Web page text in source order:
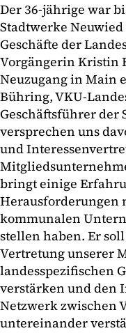
Der 36-jährige war
Stadtwerke
Geschäfte der
Vorgängerin Kristin
Neuzugang in Main
Bühring, VKU-
Geschäftsführer der
versprechen uns
und
bringt einige
Herausforderungen
kommunalen
stellen haben. Er
Vertretung unserer
landesspezifischen
verstärken und den
Netzwerk zwischen
untereinander